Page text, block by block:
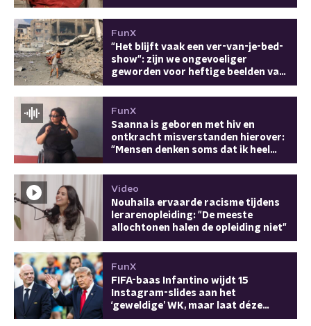
FunX
"Het blijft vaak een ver-van-je-bed-
show": zijn we ongevoeliger
geworden voor heftige beelden van
leed en oorlog?
FunX
Saanna is geboren met hiv en
ontkracht misverstanden hierover:
"Mensen denken soms dat ik heel
wild ben"
Video
Nouhaila ervaarde racisme tijdens
lerarenopleiding: "De meeste
allochtonen halen de opleiding niet"
FunX
FIFA-baas Infantino wijdt 15
Instagram-slides aan het
‘geweldige’ WK, maar laat déze
incidenten buiten beeld